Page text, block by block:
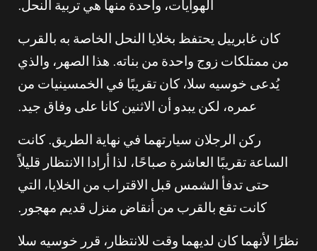
الهوايات، واحدة منها هي تربية النحل.
كان غابرييل يحتفظ بخلايا النحل الخاصة به بالقرب
من ممتلكات زوج واحدة من بناته. هذا الصهر، والذي
يُدعى خوسيه سلا، كان تقريبًا في الخمسينيات من
عمره، لكن يبدو أن الاثنين كانا على وفاق جيد.
ركن الرجلان سيارتهما في نهاية الطريق. كانت
الساعة تقريبًا العاشرة صباحًا، لذا أرادا الانتظار قليلاً
حتى تدفأ الشمس قبل الاقتراب من الخلايا، التي
كانت تقع بالقرب من أنقاض منزل قديم مهجور.
نظرًا لأنهما كان لديهما وقت للانتظار، قرر خوسيه سلا